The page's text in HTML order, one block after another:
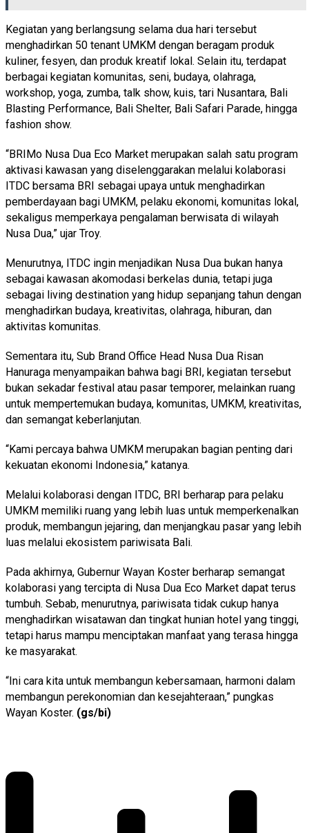
Kegiatan yang berlangsung selama dua hari tersebut
menghadirkan 50 tenant UMKM dengan beragam produk
kuliner, fesyen, dan produk kreatif lokal. Selain itu, terdapat
berbagai kegiatan komunitas, seni, budaya, olahraga,
workshop, yoga, zumba, talk show, kuis, tari Nusantara, Bali
Blasting Performance, Bali Shelter, Bali Safari Parade, hingga
fashion show.
“BRIMo Nusa Dua Eco Market merupakan salah satu program
aktivasi kawasan yang diselenggarakan melalui kolaborasi
ITDC bersama BRI sebagai upaya untuk menghadirkan
pemberdayaan bagi UMKM, pelaku ekonomi, komunitas lokal,
sekaligus memperkaya pengalaman berwisata di wilayah
Nusa Dua,” ujar Troy.
Menurutnya, ITDC ingin menjadikan Nusa Dua bukan hanya
sebagai kawasan akomodasi berkelas dunia, tetapi juga
sebagai living destination yang hidup sepanjang tahun dengan
menghadirkan budaya, kreativitas, olahraga, hiburan, dan
aktivitas komunitas.
Sementara itu, Sub Brand Office Head Nusa Dua Risan
Hanuraga menyampaikan bahwa bagi BRI, kegiatan tersebut
bukan sekadar festival atau pasar temporer, melainkan ruang
untuk mempertemukan budaya, komunitas, UMKM, kreativitas,
dan semangat keberlanjutan.
“Kami percaya bahwa UMKM merupakan bagian penting dari
kekuatan ekonomi Indonesia,” katanya.
Melalui kolaborasi dengan ITDC, BRI berharap para pelaku
UMKM memiliki ruang yang lebih luas untuk memperkenalkan
produk, membangun jejaring, dan menjangkau pasar yang lebih
luas melalui ekosistem pariwisata Bali.
Pada akhirnya, Gubernur Wayan Koster berharap semangat
kolaborasi yang tercipta di Nusa Dua Eco Market dapat terus
tumbuh. Sebab, menurutnya, pariwisata tidak cukup hanya
menghadirkan wisatawan dan tingkat hunian hotel yang tinggi,
tetapi harus mampu menciptakan manfaat yang terasa hingga
ke masyarakat.
“Ini cara kita untuk membangun kebersamaan, harmoni dalam
membangun perekonomian dan kesejahteraan,” pungkas
Wayan Koster. (gs/bi)